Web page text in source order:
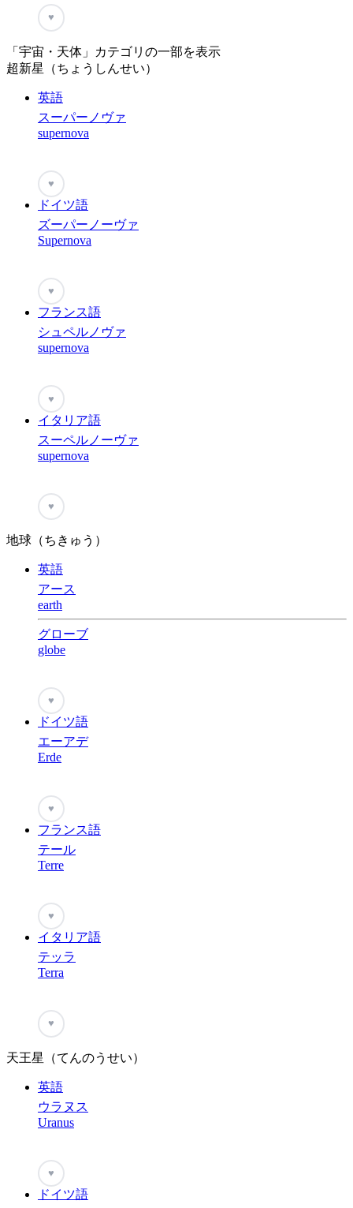
♥
「宇宙・天体」カテゴリの一部を表示
超新星（ちょうしんせい）
英語
スーパーノヴァ
supernova
♥
ドイツ語
ズーパーノーヴァ
Supernova
♥
フランス語
シュペルノヴァ
supernova
♥
イタリア語
スーペルノーヴァ
supernova
♥
地球（ちきゅう）
英語
アース
earth
グローブ
globe
♥
ドイツ語
エーアデ
Erde
♥
フランス語
テール
Terre
♥
イタリア語
テッラ
Terra
♥
天王星（てんのうせい）
英語
ウラヌス
Uranus
♥
ドイツ語